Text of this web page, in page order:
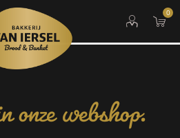
0
webshop.